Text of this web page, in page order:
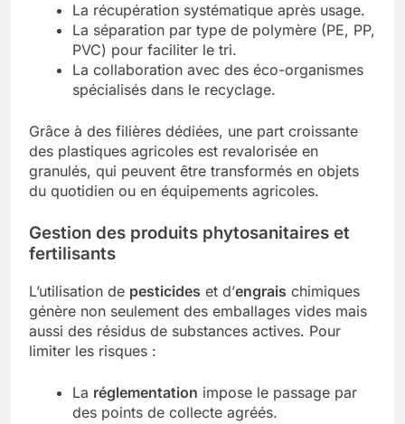
La récupération systématique après usage.
La séparation par type de polymère (PE, PP,
PVC) pour faciliter le tri.
La collaboration avec des éco-organismes
spécialisés dans le recyclage.
Grâce à des filières dédiées, une part croissante
des plastiques agricoles est revalorisée en
granulés, qui peuvent être transformés en objets
du quotidien ou en équipements agricoles.
Gestion des produits phytosanitaires et
fertilisants
L’utilisation de pesticides et d’engrais chimiques
génère non seulement des emballages vides mais
aussi des résidus de substances actives. Pour
limiter les risques :
La réglementation impose le passage par
des points de collecte agréés.